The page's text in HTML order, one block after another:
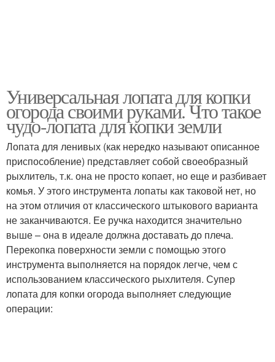
Универсальная лопата для копки
огорода своими руками. Что такое
чудо-лопата для копки земли
Лопата для ленивых (как нередко называют описанное
приспособление) представляет собой своеобразный
рыхлитель, т.к. она не просто копает, но еще и разбивает
комья. У этого инструмента лопаты как таковой нет, но
на этом отличия от классического штыкового варианта
не заканчиваются. Ее ручка находится значительно
выше – она в идеале должна доставать до плеча.
Перекопка поверхности земли с помощью этого
инструмента выполняется на порядок легче, чем с
использованием классического рыхлителя. Супер
лопата для копки огорода выполняет следующие
операции: